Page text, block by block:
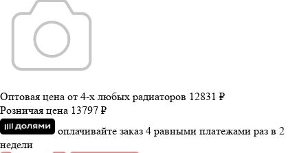
Оптовая цена от 4-х любых радиаторов 12831 ₽
Розничая цена 13797 ₽
оплачивайте заказ 4 равными платежами раз в 2
недели